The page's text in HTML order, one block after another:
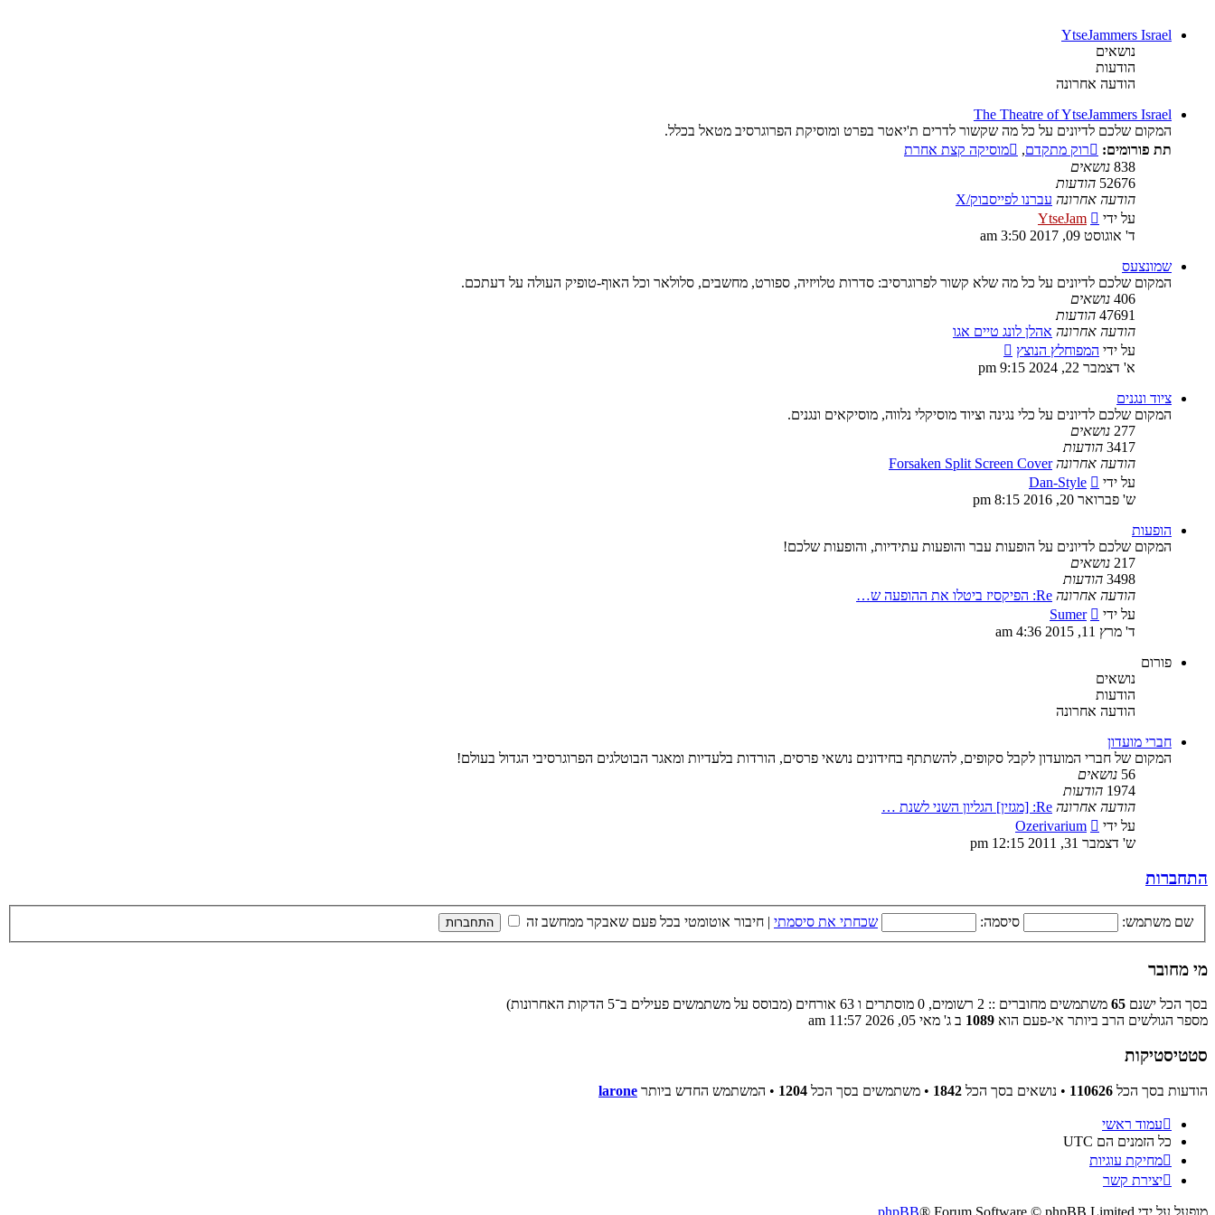
YtseJammers Israel
נושאים
הודעות
הודעה אחרונה
The Theatre of YtseJammers Israel
המקום שלכם לדיונים על כל מה שקשור לדרים ת'יאטר בפרט ומוסיקת הפרוגרסיב מטאל בכלל.
תת פורומים:
רוק מתקדם,
מוסיקה קצת אחרת
838 נושאים
52676 הודעות
הודעה אחרונה עברנו לפייסבוק/X
על ידי
YtseJamצפה
בהודעה
ד' אוגוסט 09, 2017 3:50 am
שמונצעס
המקום שלכם לדיונים על כל מה שלא קשור לפרוגרסיב: סדרות טלויזיה, ספורט, מחשבים, סלולאר וכל האוף-טופיק העולה על דעתכם.
406 נושאים
47691 הודעות
הודעה אחרונה אהלן לונג טיים אגו
על ידי המפוחלץ הנוצץ
בהודעה
האחרונה
א' דצמבר 22, 2024 9:15 pm
ציוד ונגנים
המקום שלכם לדיונים על כלי נגינה וציוד מוסיקלי נלווה, מוסיקאים ונגנים.
277 נושאים
3417 הודעות
הודעה אחרונה Forsaken Split Screen Cover
על ידי
Dan-Styleצפה
בהודעה
ש' פברואר 20, 2016 8:15 pm
הופעות
המקום שלכם לדיונים על הופעות עבר והופעות עתידיות, והופעות שלכם!
217 נושאים
3498 הודעות
הודעה אחרונה Re: הפיקסיז ביטלו את ההופעה ש…
על ידי
Sumer
בהודעה
ד' מרץ 11, 2015 4:36 am
פורום
נושאים
הודעות
הודעה אחרונה
חברי מועדון
המקום של חברי המועדון לקבל סקופים, להשתתף בחידונים נושאי פרסים, הורדות בלעדיות ומאגר הבוטלגים הפרוגרסיבי הגדול בעולם!
56 נושאים
1974 הודעות
הודעה אחרונה Re: [מגזין] הגליון השני לשנת …
על ידי
Ozerivariumצפה
בהודעה
האחרונה
ש' דצמבר 31, 2011 12:15 pm
התחברות
שם משתמש: סיסמה: שכחתי את סיסמתי | חיבור אוטומטי בכל פעם שאבקר ממחשב זה
מי מחובר
בסך הכל ישנם 65 משתמשים מחוברים :: 2 רשומים, 0 מוסתרים ו 63 אורחים (מבוסס על משתמשים פעילים ב־5 הדקות האחרונות)
מספר הגולשים הרב ביותר אי-פעם הוא 1089 ב ג' מאי 05, 2026 11:57 am
סטטיסטיקות
הודעות בסך הכל 110626 • נושאים בסך הכל 1842 • משתמשים בסך הכל 1204 • המשתמש החדש ביותר larone
עמוד ראשי
כל הזמנים הם UTC
מחיקת עוגיות
יצירת קשר
מופעל על ידי phpBB® Forum Software © phpBB Limited